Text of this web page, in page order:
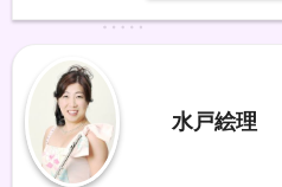
ージ役など。ヤマハ音楽教室ピアノ
を取得。現在は講師業と共に演奏活
ルアンサンブルユニットRanaRossa
ソリスト会員。2024年、同教室講師
ーカルのユニットemotional theater
子の各氏に、声楽を故・渡邉誠、渡
水戸絵理